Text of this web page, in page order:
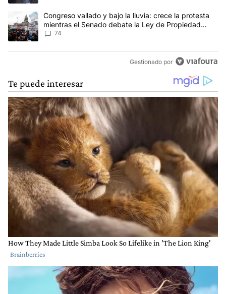
Un artículo de tendencia con el título "Congreso vallado y bajo
Congreso vallado y bajo la lluvia: crece la protesta
mientras el Senado debate la Ley de Propiedad
Privada
74
Gestionado por